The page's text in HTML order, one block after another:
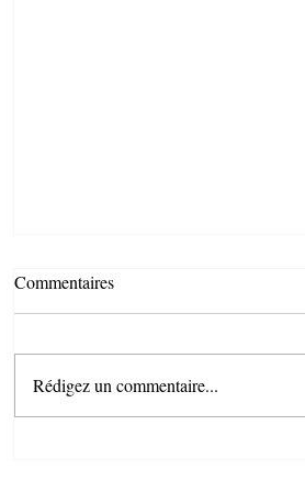
Commentaires
Rédigez un commentaire...